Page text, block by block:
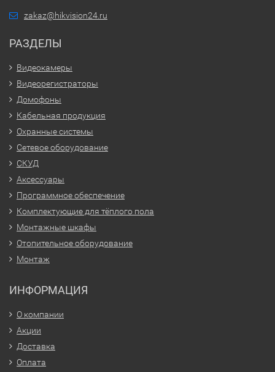
zakaz@hikvision24.ru
РАЗДЕЛЫ
Видеокамеры
Видеорегистраторы
Домофоны
Кабельная продукция
Охранные системы
Сетевое оборудование
СКУД
Аксессуары
Программное обеспечение
Комплектующие для тёплого пола
Монтажные шкафы
Отопительное оборудование
Монтаж
ИНФОРМАЦИЯ
О компании
Акции
Доставка
Оплата